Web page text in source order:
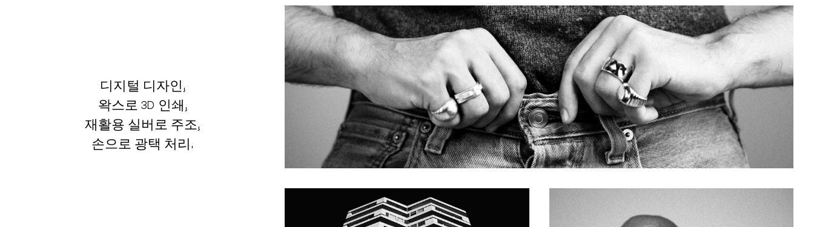
디지털 디자인,
왁스로 3D 인쇄,
재활용 실버로 주조,
손으로 광택 처리.